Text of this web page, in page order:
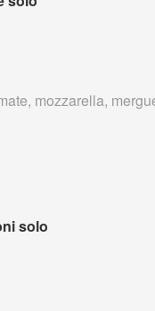
mozzarella,
solo